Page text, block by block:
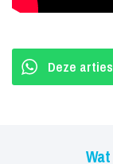
Deze